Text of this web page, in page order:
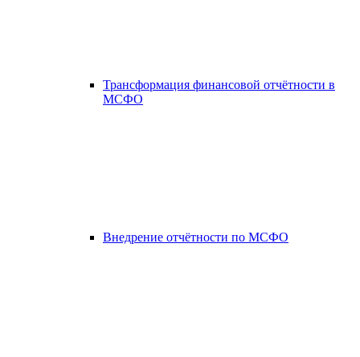
Трансформация финансовой отчётности в
МСФО
Внедрение отчётности по МСФО